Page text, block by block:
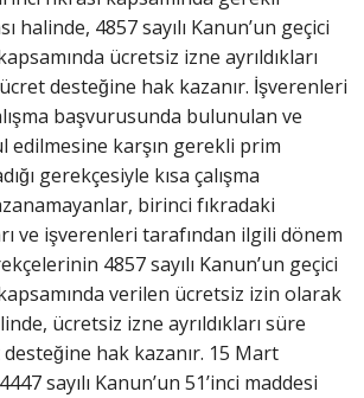
halinde, 4857 sayılı Kanun’un geçici
ücretsiz izne ayrıldıkları
desteğine hak kazanır. İşverenleri
başvurusunda bulunulan ve
edilmesine karşın gerekli prim
gerekçesiyle kısa çalışma
birinci fıkradaki
ve işverenleri tarafından ilgili dönem
4857 sayılı Kanun’un geçici
verilen ücretsiz izin olarak
ücretsiz izne ayrıldıkları süre
hak kazanır. 15 Mart
sayılı Kanun’un 51’inci maddesi